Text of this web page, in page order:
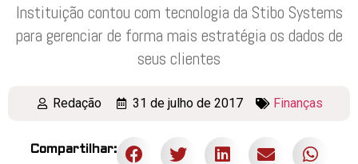
Instituição contou com tecnologia da Stibo Systems
para gerenciar de forma mais estratégia os dados de
seus clientes
Redação 31 de julho de 2017 Finanças
Compartilhar: